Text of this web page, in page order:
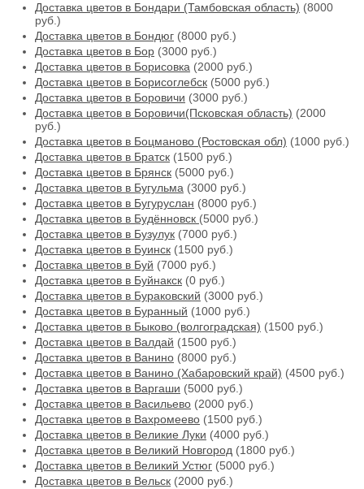
Доставка цветов в Бондари (Тамбовская область) (8000
руб.)
Доставка цветов в Бондюг (8000 руб.)
Доставка цветов в Бор (3000 руб.)
Доставка цветов в Борисовка (2000 руб.)
Доставка цветов в Борисоглебск (5000 руб.)
Доставка цветов в Боровичи (3000 руб.)
Доставка цветов в Боровичи(Псковская область) (2000
руб.)
Доставка цветов в Боцманово (Ростовская обл) (1000 руб.)
Доставка цветов в Братск (1500 руб.)
Доставка цветов в Брянск (5000 руб.)
Доставка цветов в Бугульма (3000 руб.)
Доставка цветов в Бугуруслан (8000 руб.)
Доставка цветов в Будённовск (5000 руб.)
Доставка цветов в Бузулук (7000 руб.)
Доставка цветов в Буинск (1500 руб.)
Доставка цветов в Буй (7000 руб.)
Доставка цветов в Буйнакск (0 руб.)
Доставка цветов в Бураковский (3000 руб.)
Доставка цветов в Буранный (1000 руб.)
Доставка цветов в Быково (волгоградская) (1500 руб.)
Доставка цветов в Валдай (1500 руб.)
Доставка цветов в Ванино (8000 руб.)
Доставка цветов в Ванино (Хабаровский край) (4500 руб.)
Доставка цветов в Варгаши (5000 руб.)
Доставка цветов в Васильево (2000 руб.)
Доставка цветов в Вахромеево (1500 руб.)
Доставка цветов в Великие Луки (4000 руб.)
Доставка цветов в Великий Новгород (1800 руб.)
Доставка цветов в Великий Устюг (5000 руб.)
Доставка цветов в Вельск (2000 руб.)